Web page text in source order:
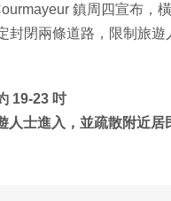
鎮周四宣布，
閉兩條道路，限制旅遊
19-23 吋
人士進入，並疏散附近居